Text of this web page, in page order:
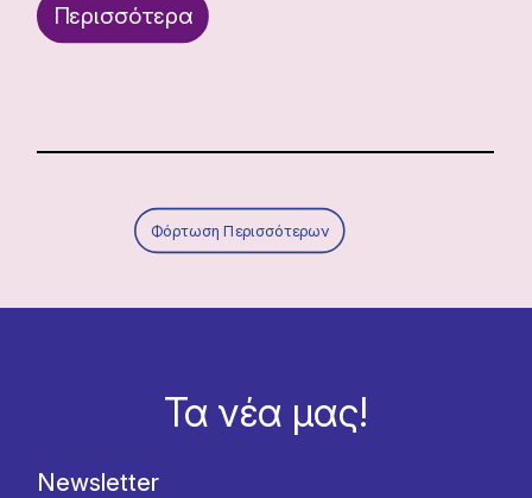
Περισσότερα
Φόρτωση Περισσότερων
Τα νέα μας!
Newsletter